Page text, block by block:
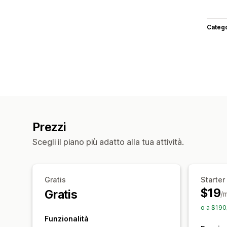
Prezzi
Scegli il piano più adatto alla tua attività.
Gratis
Gratis
Funzionalità
Starter
$19/
o a